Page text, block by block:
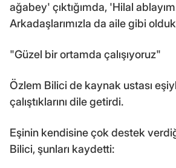
ağabey' çıktığımda, 'Hilal
Arkadaşlarımızla da aile gibi
"Güzel bir ortamda çalışıyoruz"
Özlem Bilici de kaynak ustası
çalıştıklarını dile getirdi.
Eşinin kendisine çok destek
Bilici, şunları kaydetti: